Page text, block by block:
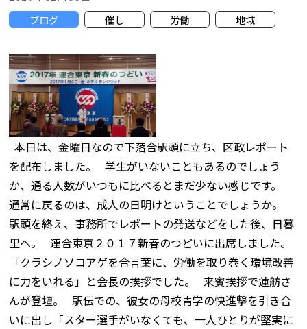
ブログ 催し 労働 地域
本日は、金曜日なので下落合駅頭に立ち、区政レポート
を配布しました。 学生がいないこともあるのでしょう
か、通る人数がいつもに比べるとまだ少ない感じです。
通常に戻るのは、成人の日明けということでしょうか。
駅頭を終え、事務所でレポートの発送などをした後、日暮
里へ。 連合東京２０１７新春のつどいに出席しました。
「クラシノソコアゲを合言葉に、労働を取り巻く環境改善
に力をいれる」と会長の挨拶でした。 来賓挨拶で蓮舫さ
んが登壇。 駅伝での、彼女の母校青学の快進撃を引き合
いに出し「スター選手がいなくても、一人ひとりが堅実に